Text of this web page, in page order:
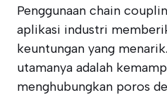
Penggunaan chain
aplikasi industri
keuntungan yang
utamanya adalah
menghubungkan poros